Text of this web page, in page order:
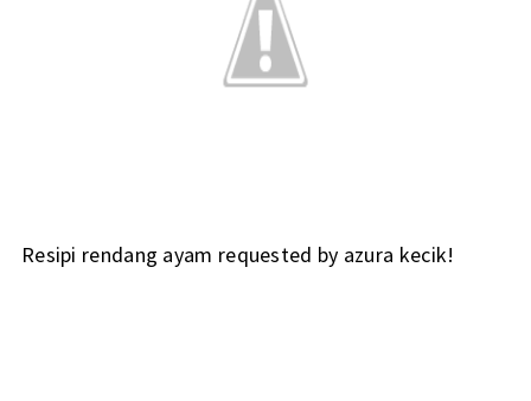
Resipi rendang ayam requested by azura kecik!